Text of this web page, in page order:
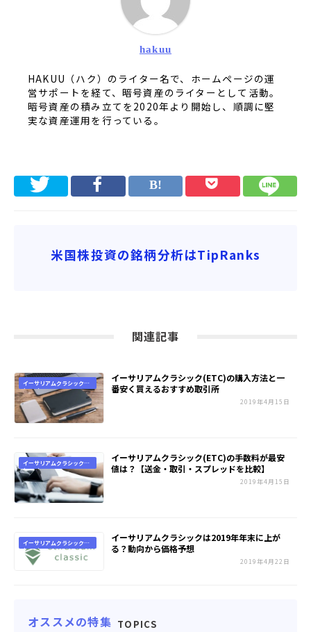
hakuu
HAKUU（ハク）のライター名で、ホームページの運
営サポートを経て、暗号資産のライターとして活動。
暗号資産の積み立てを2020年より開始し、順調に堅
実な資産運用を行っている。
米国株投資の銘柄分析はTipRanks
関連記事
イーサリアムクラシック
(ETC)
イーサリアムクラシック(ETC)の購入方法と一
番安く買えるおすすめ取引所
2019年4月15日
イーサリアムクラシック
(ETC)
イーサリアムクラシック(ETC)の手数料が最安
値は？【送金・取引・スプレッドを比較】
2019年4月15日
イーサリアムクラシック
(ETC)
イーサリアムクラシックは2019年年末に上が
る？動向から価格予想
2019年4月22日
オススメの特集 TOPICS